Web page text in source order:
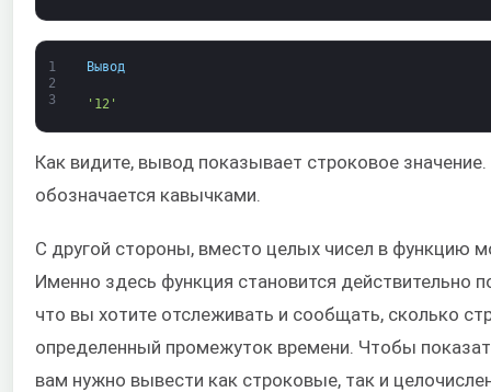
1
2
3
Вывод
'12'
Как видите, вывод показывает строковое
обозначается кавычками.
С другой стороны, вместо целых чисел в функцию
Именно здесь функция становится действительно
что вы хотите отслеживать и сообщать, сколько
определенный промежуток времени. Чтобы
вам нужно вывести как строковые, так и